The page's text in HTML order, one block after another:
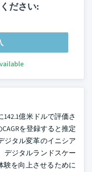
ださい:
億米ドルで評価さ
を登録すると推定
ジタル変革のイニシア
デジタルランドスケー
験を向上させるために